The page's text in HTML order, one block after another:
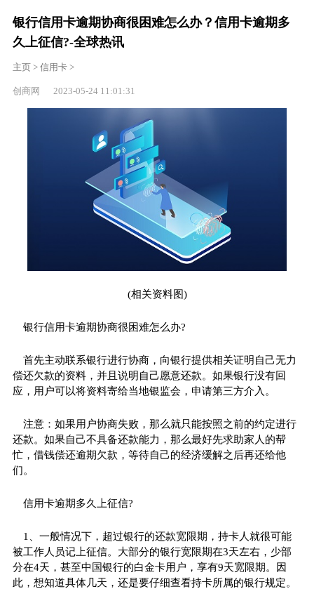
银行信用卡逾期协商很困难怎么办？信用卡逾期多
久上征信?-全球热讯
主页> 信用卡>
创商网 2023-05-24 11:01:31
(相关资料图)
银行信用卡逾期协商很困难怎么办?
首先主动联系银行进行协商，向银行提供相关证明自己无力
偿还欠款的资料，并且说明自己愿意还款。如果银行没有回
应，用户可以将资料寄给当地银监会，申请第三方介入。
注意：如果用户协商失败，那么就只能按照之前的约定进行
还款。如果自己不具备还款能力，那么最好先求助家人的帮
忙，借钱偿还逾期欠款，等待自己的经济缓解之后再还给他
们。
信用卡逾期多久上征信?
1、一般情况下，超过银行的还款宽限期，持卡人就很可能
被工作人员记上征信。大部分的银行宽限期在3天左右，少部
分在4天，甚至中国银行的白金卡用户，享有9天宽限期。因
此，想知道具体几天，还是要仔细查看持卡所属的银行规定。